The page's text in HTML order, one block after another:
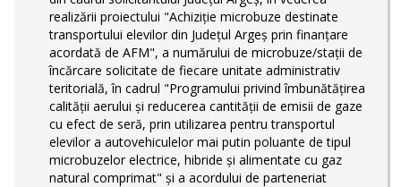
realizării proiectului "Achiziție microbuze destinate
transportului elevilor din Județul Argeș prin finanțare
acordată de AFM", a numărului de microbuze/stații de
încărcare solicitate de fiecare unitate administrativ
teritorială, în cadrul "Programului privind îmbunătățirea
calității aerului și reducerea cantității de emisii de gaze
cu efect de seră, prin utilizarea pentru transportul
elevilor a autovehiculelor mai putin poluante de tipul
microbuzelor electrice, hibride și alimentate cu gaz
natural comprimat" și a acordului de parteneriat